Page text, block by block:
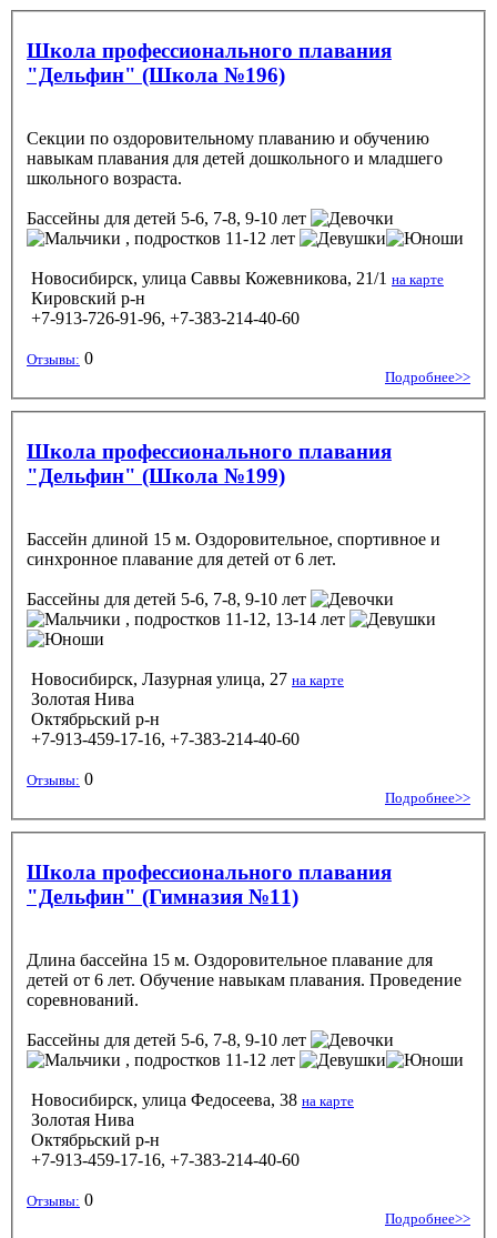
Школа профессионального плавания
"Дельфин" (Школа №196)
Секции по оздоровительному плаванию и обучению
навыкам плавания для детей дошкольного и младшего
школьного возраста.
Бассейны для детей 5-6, 7-8, 9-10 лет
, подростков 11-12 лет
Новосибирск, улица Саввы Кожевникова, 21/1 на карте
Кировский р-н
+7-913-726-91-96, +7-383-214-40-60
Отзывы: 0
Подробнее>>
Школа профессионального плавания
"Дельфин" (Школа №199)
Бассейн длиной 15 м. Оздоровительное, спортивное и
синхронное плавание для детей от 6 лет.
Бассейны для детей 5-6, 7-8, 9-10 лет
, подростков 11-12, 13-14 лет
Новосибирск, Лазурная улица, 27 на карте
Золотая Нива
Октябрьский р-н
+7-913-459-17-16, +7-383-214-40-60
Отзывы: 0
Подробнее>>
Школа профессионального плавания
"Дельфин" (Гимназия №11)
Длина бассейна 15 м. Оздоровительное плавание для
детей от 6 лет. Обучение навыкам плавания. Проведение
соревнований.
Бассейны для детей 5-6, 7-8, 9-10 лет
, подростков 11-12 лет
Новосибирск, улица Федосеева, 38 на карте
Золотая Нива
Октябрьский р-н
+7-913-459-17-16, +7-383-214-40-60
Отзывы: 0
Подробнее>>